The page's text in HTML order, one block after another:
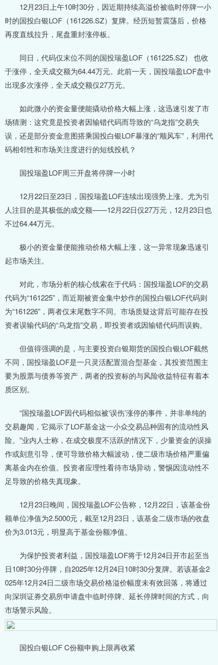
12月23日上午10时30分，因近期持续高溢价被临时停牌一小
时的国投白银LOF（161226.SZ）复牌。经历短暂震荡后，价格
再度直线拉升，尾盘重封涨停板。
同日，代码仅末位不同的国投瑞盈LOF（161225.SZ） 也收
于涨停，全天成交额为64.44万元。此前一天，国投瑞盈LOF盘中
出现多次涨停，全天成交额仅27万元。
如此微小的资金量便能撬动价格大幅上涨，这迅速引发了市
场猜测：这究竟是投资者因输错代码而导致的“乌龙指”交易失
误，还是部分资金意图搭乘国投白银LOF暴涨的“顺风车”，利用代
码相邻性和市场关注度进行的短线投机？
国投瑞盈LOF周三开盘将停牌一小时
12月22日至23日，国投瑞盈LOF连续出现强势上涨。尤为引
人注目的是其极低的成交额——12月22日仅27万元，12月23日也
不过64.44万元。
极小的资金量便能推动价格大幅上涨，这一异常现象迅速引
起市场关注。
对此，市场分析的核心线索在于代码：国投瑞盈LOF的交易
代码为“161225”，而近期被资金集中炒作的国投白银LOF代码则
为“161226”，两者仅末尾数字不同。市场质疑这背后可能存在投
资者误输代码的“乌龙指”交易，即投资者或因输错代码而误购。
但值得强调的是，与主要投资白银期货的国投白银LOF截然
不同，国投瑞盈LOF是一只灵活配置混合型基金，其投资范围主
要为股票与债券等资产，两者的投资标的与风险收益特征有着本
质区别。
“国投瑞盈LOF因代码相似被‘误伤’涨停的事件，并非单纯的
交易趣闻，它揭示了LOF基金这一小众交易品种固有的流动性风
险。”业内人士称，在成交极度不活跃的情况下，少量资金的误操
作或刻意引导，便可导致价格大幅波动，使二级市场价格严重偏
离基金内在价值。投资者应理性看待市场异动，警惕因流动性不
足导致的价格失真现象。
12月23日晚间，国投瑞盈LOF公告称，12月22日，该基金份
额单位净值为2.5000元，截至12月23日，该基金二级市场的收盘
价为3.013元，明显高于基金份额净值。
为保护投资者利益，国投瑞盈LOF将于12月24日开市起至当
日10时30分停牌，自2025年12月24日10时30分复牌。若该基金2
025年12月24日二级市场交易价格溢价幅度未有效回落，将通过
向深圳证券交易所申请盘中临时停牌、延长停牌时间的方式，向
市场警示风险。
国投白银LOF C份额申购上限再收紧